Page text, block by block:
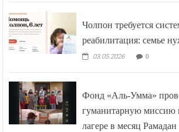
Чолпон требуется
реабилитация: семье
03.05.2026 0
Фонд «Аль-Умма»
гуманитарную миссию
лагере в месяц Рамадан